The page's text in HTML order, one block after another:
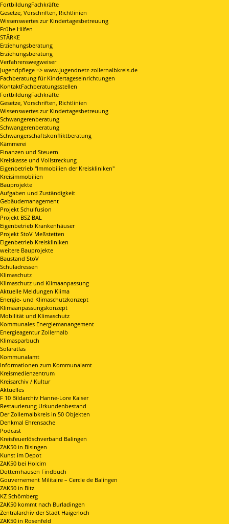
FortbildungFachkräfte
Gesetze, Vorschriften, Richtlinien
Wissenswertes zur Kindertagesbetreuung
Frühe Hilfen
STÄRKE
Erziehungsberatung
Erziehungsberatung
Verfahrenswegweiser
Jugendpflege => www.jugendnetz-zollernalbkreis.de
Fachberatung für Kindertageseinrichtungen
KontaktFachberatungsstellen
FortbildungFachkräfte
Gesetze, Vorschriften, Richtlinien
Wissenswertes zur Kindertagesbetreuung
Schwangerenberatung
Schwangerenberatung
Schwangerschaftskonfliktberatung
Kämmerei
Finanzen und Steuern
Kreiskasse und Vollstreckung
Eigenbetrieb "Immobilien der Kreiskliniken"
Kreisimmobilien
Bauprojekte
Aufgaben und Zuständigkeit
Gebäudemanagement
Projekt Schulfusion
Projekt BSZ BAL
Eigenbetrieb Krankenhäuser
Projekt StoV Meßstetten
Eigenbetrieb Kreiskliniken
weitere Bauprojekte
Baustand StoV
Schuladressen
Klimaschutz
Klimaschutz und Klimaanpassung
Aktuelle Meldungen Klima
Energie- und Klimaschutzkonzept
Klimaanpassungskonzept
Mobilität und Klimaschutz
Kommunales Energiemanangement
Energieagentur Zollernalb
Klimasparbuch
Solaratlas
Kommunalamt
Informationen zum Kommunalamt
Kreismedienzentrum
Kreisarchiv / Kultur
Aktuelles
F 10 Bildarchiv Hanne-Lore Kaiser
Restaurierung Urkundenbestand
Der Zollernalbkreis in 50 Objekten
Denkmal Ehrensache
Podcast
Kreisfeuerlöschverband Balingen
ZAK50 in Bisingen
Kunst im Depot
ZAK50 bei Holcim
Dotternhausen Findbuch
Gouvernement Militaire – Cercle de Balingen
ZAK50 in Bitz
KZ Schömberg
ZAK50 kommt nach Burladingen
Zentralarchiv der Stadt Haigerloch
ZAK50 in Rosenfeld